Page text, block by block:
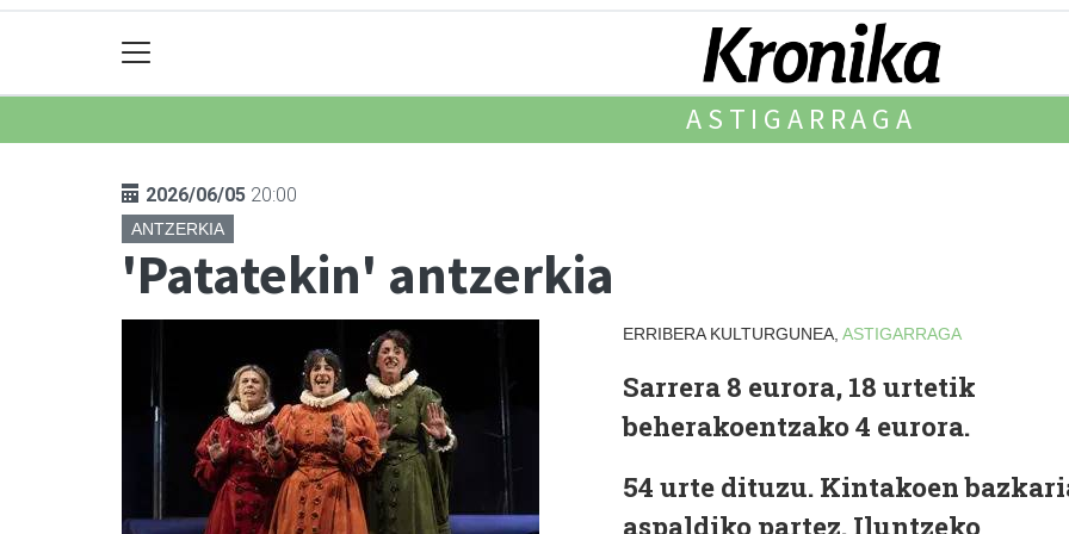
ASTIGARRAGA
2026/06/05 20:00
ANTZERKIA
'Patatekin' antzerkia
ERRIBERA KULTURGUNEA, ASTIGARRAGA
Sarrera 8 eurora, 18 urtetik
beherakoentzako 4 eurora.
54 urte dituzu. Kintakoen
aspaldiko partez. Iluntzeko